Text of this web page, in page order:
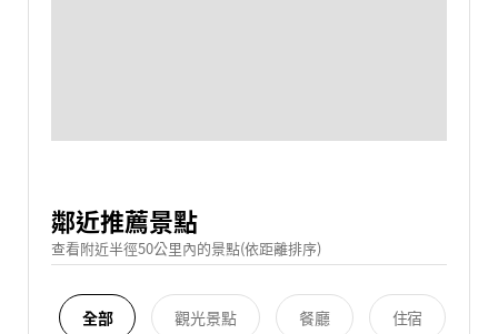
鄰近推薦景點
查看附近半徑50公里內的景點(依距離排序)
全部 觀光景點 餐廳 住宿